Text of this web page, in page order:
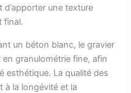
une texture
final.
un béton blanc, le gravier
granulométrie fine, afin
esthétique. La qualité des
à la longévité et la